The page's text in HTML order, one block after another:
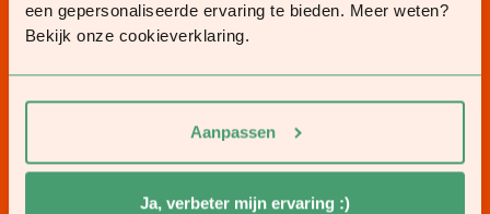
een gepersonaliseerde ervaring te bieden. Meer weten?
Bekijk onze cookieverklaring.
Aanpassen
Ja, verbeter mijn ervaring :)